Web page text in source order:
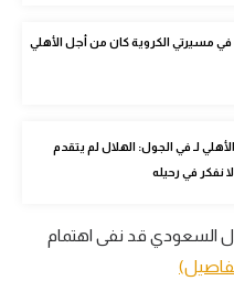
مسيرتي الكروية كان من أجل الأهلي
لـ في الجول: الهلال لم يتقدم
نفكر في رحيله
السعودي قد نفى اهتمام